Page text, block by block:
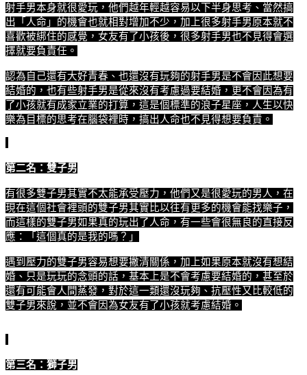
射手男本身就很愛玩，他們越年輕越容易以下半身思考、當然搞
出「人命」的機會也就相對增加不少，加上很多射手男原本就不
喜歡被綁住的感覺，女友有了小孩後，很多射手男也不見得會選
擇就要負責任。
認為自己還有大好青春、也還沒有玩夠的射手男是不會因此想要
結婚的，也有些射手男是從來沒有考慮過要結婚，更不會因為有
了小孩就有成家立業的打算，這是個標準的浪子星座，人生以快
樂為目標的思考在腦袋裡時，搞出人命也不見得想要負責。
第二名：雙子男
有很多雙子男其實不太能承受壓力，他們又是很愛玩的男人，在
現在這個社會裡頭的雙子男其實比以往有更多的機會能找樂子，
而這樣的雙子男如果真的玩出了人命，有一些會很無良的直接反
應：「這個真的是我的嗎？」
遇到壓力的雙子男容易想要撇清關係，加上如果原本就沒有想結
婚、只是玩玩的念頭的話，基本上是不會考慮要結婚的，甚至於
還有可能會人間蒸發，對於這一類還沒玩夠、抗壓性又比較低的
雙子男來說，並不會因為女友有了小孩就考慮結婚。
第三名：獅子男